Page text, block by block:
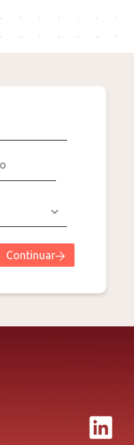
Continuar